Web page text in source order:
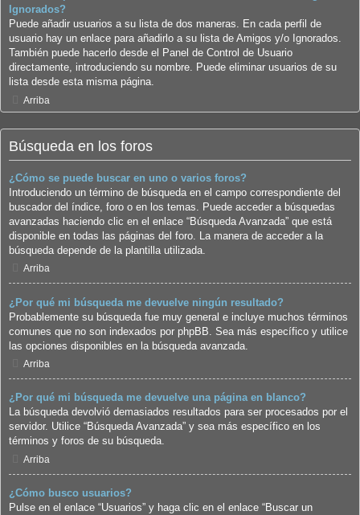
Ignorados?
Puede añadir usuarios a su lista de dos maneras. En cada perfil de
usuario hay un enlace para añadirlo a su lista de Amigos y/o Ignorados.
También puede hacerlo desde el Panel de Control de Usuario
directamente, introduciendo su nombre. Puede eliminar usuarios de su
lista desde esta misma página.
Arriba
Búsqueda en los foros
¿Cómo se puede buscar en uno o varios foros?
Introduciendo un término de búsqueda en el campo correspondiente del
buscador del índice, foro o en los temas. Puede acceder a búsquedas
avanzadas haciendo clic en el enlace “Búsqueda Avanzada” que está
disponible en todas las páginas del foro. La manera de acceder a la
búsqueda depende de la plantilla utilizada.
Arriba
¿Por qué mi búsqueda me devuelve ningún resultado?
Probablemente su búsqueda fue muy general e incluye muchos términos
comunes que no son indexados por phpBB. Sea más específico y utilice
las opciones disponibles en la búsqueda avanzada.
Arriba
¿Por qué mi búsqueda me devuelve una página en blanco?
La búsqueda devolvió demasiados resultados para ser procesados por el
servidor. Utilice “Búsqueda Avanzada” y sea más específico en los
términos y foros de su búsqueda.
Arriba
¿Cómo busco usuarios?
Pulse en el enlace “Usuarios” y haga clic en el enlace “Buscar un